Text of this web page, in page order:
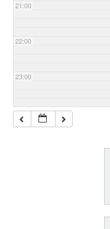
21:00
22:00
23:00